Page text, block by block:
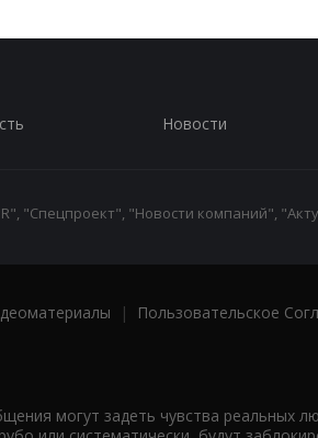
Новости
"Спецпроект", "Новости компаний",
| Пользовательское
могут задеть чувства реальных